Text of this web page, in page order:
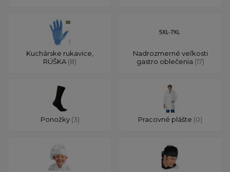
Kuchárske rukavice,
RÚŠKA (8)
Nadrozmerné veľkosti
gastro oblečenia (17)
Ponožky (3) Pracovné plášte (0)